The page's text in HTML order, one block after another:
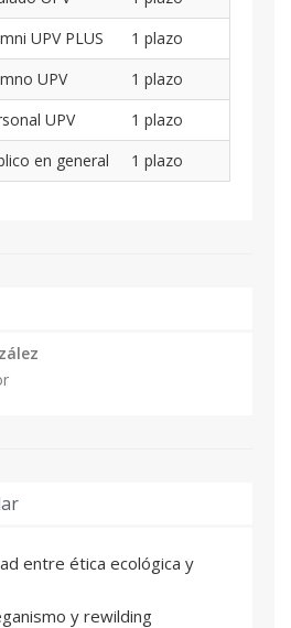
UPV PLUS 1 plazo
UPV 1 plazo
UPV 1 plazo
en general 1 plazo
entre ética ecológica y
y rewilding